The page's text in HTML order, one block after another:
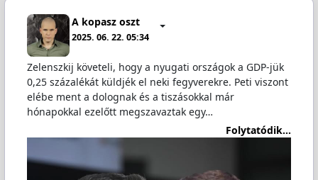
A kopasz oszt
2025. 06. 22. 05:34
Zelenszkij követeli, hogy a nyugati országok a GDP-jük
0,25 százalékát küldjék el neki fegyverekre. Peti viszont
elébe ment a dolognak és a tiszásokkal már
hónapokkal ezelőtt megszavaztak egy…
Folytatódik...